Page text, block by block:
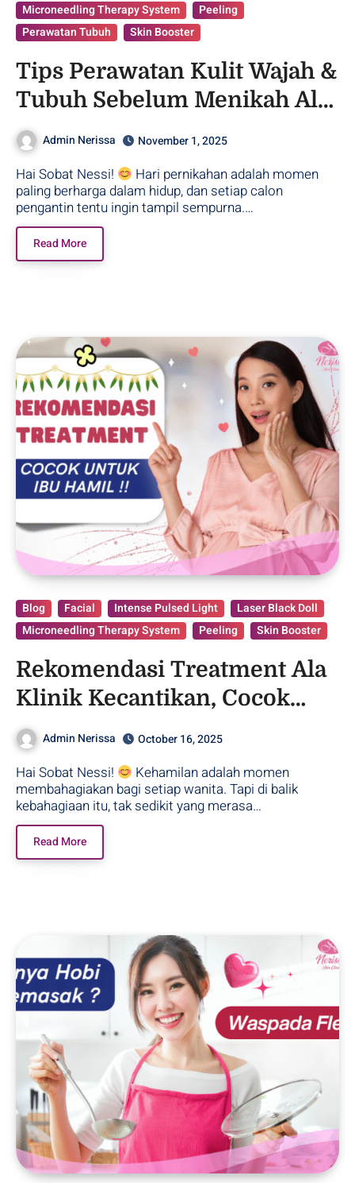
Microneedling Therapy System
Peeling
Perawatan Tubuh
Skin Booster
Tips Perawatan Kulit Wajah &
Tubuh Sebelum Menikah Ala
Nerissa
Admin Nerissa November 1, 2025
Hai Sobat Nessi!
Hari pernikahan adalah momen
paling berharga dalam hidup, dan setiap calon
pengantin tentu ingin tampil sempurna.…
Read More
Blog Facial Intense Pulsed Light
Laser Black Doll
Microneedling Therapy System
Peeling Skin Booster
Rekomendasi Treatment Ala
Klinik Kecantikan, Cocok
Untuk Bumil!
Admin Nerissa October 16, 2025
Hai Sobat Nessi!
Kehamilan adalah momen
membahagiakan bagi setiap wanita. Tapi di balik
kebahagiaan itu, tak sedikit yang merasa…
Read More